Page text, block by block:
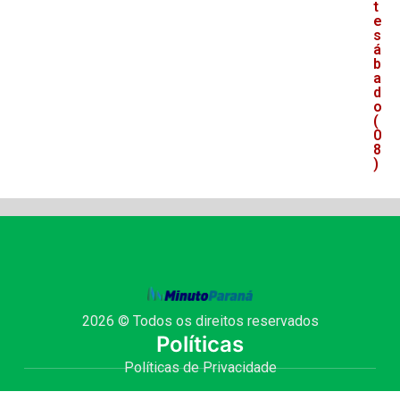
t
e
s
á
b
a
d
o
(
0
8
)
2026 © Todos os direitos reservados
Políticas
Políticas de Privacidade